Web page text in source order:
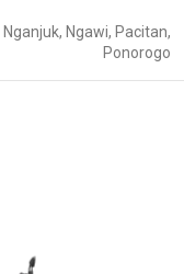
Nganjuk, Ngawi, Pacitan,
Ponorogo